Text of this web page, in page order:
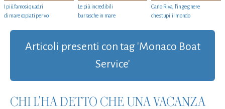
I più famosi quadri
di mare copiati per voi
Le più incredibili
burrasche in mare
Carlo Riva, l’ingegnere
che stupi' il mondo
Articoli presenti con tag 'Monaco Boat
Service'
CHI L'HA DETTO CHE UNA VACANZA